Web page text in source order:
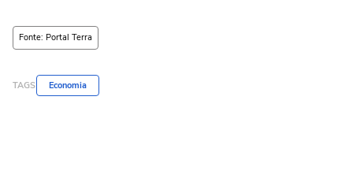
Fonte: Portal Terra
TAGS Economia